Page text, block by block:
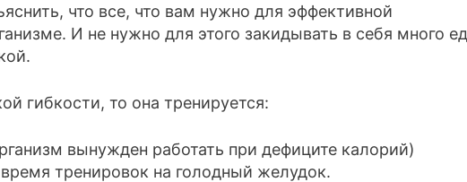
что все, что вам нужно для эффективной
И не нужно для этого закидывать в себя много
гибкости, то она тренируется:
вынужден работать при дефиците калорий)
тренировок на голодный желудок.